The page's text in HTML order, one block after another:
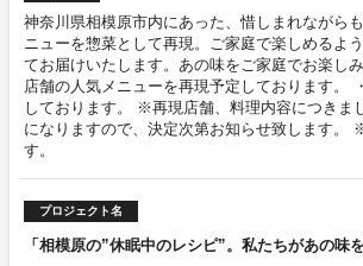
神奈川県相模原市内にあった、惜しまれながら
ニューを惣菜として再現。ご家庭で楽しめるよ
てお届けいたします。あの味をご家庭でお楽し
店舗の人気メニューを再現予定しております。
しております。 ※再現店舗、料理内容につきま
になりますので、決定次第お知らせ致します。
す。
プロジェクト名
「相模原の”休眠中のレシピ”。私たちがあの味